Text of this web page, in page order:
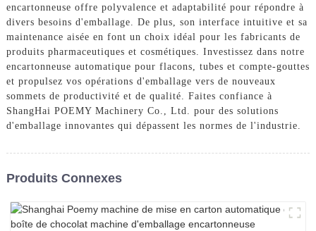
encartonneuse offre polyvalence et adaptabilité pour répondre à
divers besoins d'emballage. De plus, son interface intuitive et sa
maintenance aisée en font un choix idéal pour les fabricants de
produits pharmaceutiques et cosmétiques. Investissez dans notre
encartonneuse automatique pour flacons, tubes et compte-gouttes
et propulsez vos opérations d'emballage vers de nouveaux
sommets de productivité et de qualité. Faites confiance à
ShangHai POEMY Machinery Co., Ltd. pour des solutions
d'emballage innovantes qui dépassent les normes de l'industrie.
Produits Connexes